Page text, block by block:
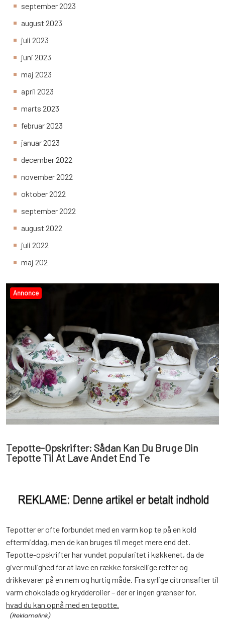
Annonce
Tepotte-Opskrifter: Sådan Kan Du Bruge Din
Tepotte Til At Lave Andet End Te
Tepotter er ofte forbundet med en varm kop te på en kold
eftermiddag, men de kan bruges til meget mere end det.
Tepotte-opskrifter har vundet popularitet i køkkenet, da de
giver mulighed for at lave en række forskellige retter og
drikkevarer på en nem og hurtig måde. Fra syrlige citronsafter til
varm chokolade og krydderolier – der er ingen grænser for,
hvad du kan opnå med en tepotte.
september 2023
august 2023
juli 2023
juni 2023
maj 2023
april 2023
marts 2023
februar 2023
januar 2023
december 2022
november 2022
oktober 2022
september 2022
august 2022
juli 2022
maj 202